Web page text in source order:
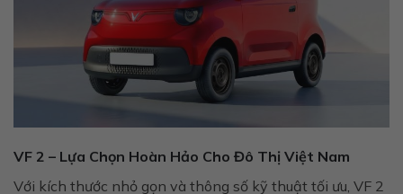
VF 2 – Lựa Chọn Hoàn Hảo Cho Đô Thị Việt Nam
Với kích thước nhỏ gọn và thông số kỹ thuật tối ưu, VF 2